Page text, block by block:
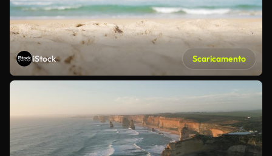
iStock Scaricamento